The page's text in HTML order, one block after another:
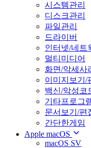
시스템관리
디스크관리
파일관리
드라이버
인터넷/네트
멀티미디어
화면/악세사
이미지보기/
백신/악성코
기타프로그
문서보기/편
간단한게임
Apple macOS
macOS SV